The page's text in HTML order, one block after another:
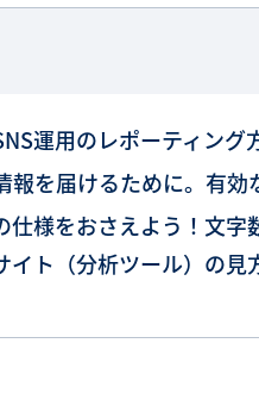
運用のレポーティング
報を届けるために。有
仕様をおさえよう！文
イト（分析ツール）の